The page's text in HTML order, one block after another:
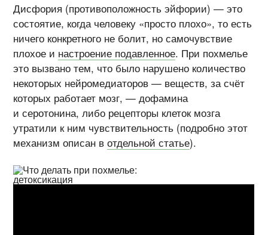
Дисфория (противоположность эйфории) — это
состоятие, когда человеку «просто плохо», то есть
ничего конкретного не болит, но самочувствие
плохое и настроение подавленное. При похмелье
это вызвано тем, что было нарушено количество
некоторых нейромедиаторов — веществ, за счёт
которых работает мозг, — дофамина
и серотонина, либо рецепторы клеток мозга
утратили к ним чувствительность (подробно этот
механизм описан вотдельной статье).